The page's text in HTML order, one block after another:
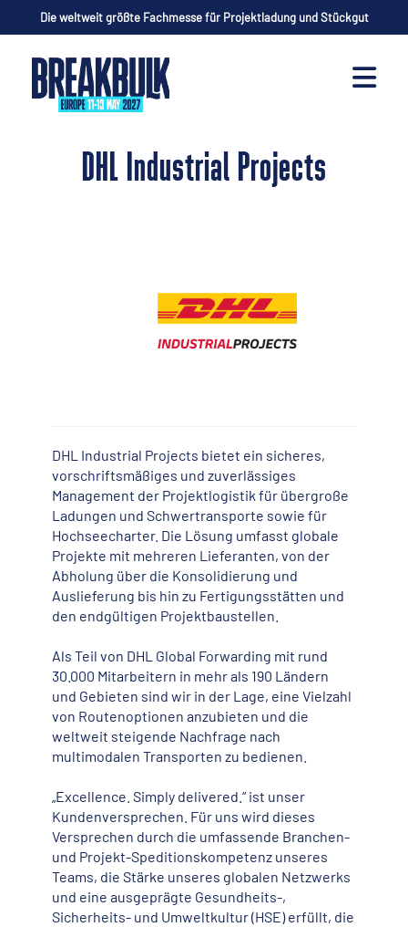
Die weltweit größte Fachmesse für Projektladung und Stückgut
DHL Industrial Projects
DHL Industrial Projects bietet ein sicheres,
vorschriftsmäßiges und zuverlässiges
Management der Projektlogistik für übergroße
Ladungen und Schwertransporte sowie für
Hochseecharter. Die Lösung umfasst globale
Projekte mit mehreren Lieferanten, von der
Abholung über die Konsolidierung und
Auslieferung bis hin zu Fertigungsstätten und
den endgültigen Projektbaustellen.
Als Teil von DHL Global Forwarding mit rund
30.000 Mitarbeitern in mehr als 190 Ländern
und Gebieten sind wir in der Lage, eine Vielzahl
von Routenoptionen anzubieten und die
weltweit steigende Nachfrage nach
multimodalen Transporten zu bedienen.
„Excellence. Simply delivered.“ ist unser
Kundenversprechen. Für uns wird dieses
Versprechen durch die umfassende Branchen-
und Projekt-Speditionskompetenz unseres
Teams, die Stärke unseres globalen Netzwerks
und eine ausgeprägte Gesundheits-,
Sicherheits- und Umweltkultur (HSE) erfüllt, die